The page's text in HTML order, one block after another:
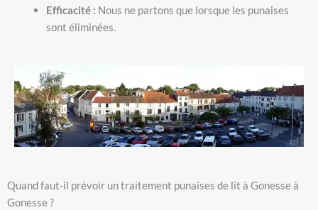
Efficacité : Nous ne partons que lorsque les punaises
sont éliminées.
Quand faut-il prévoir un traitement punaises de lit à Gonesse à
Gonesse ?